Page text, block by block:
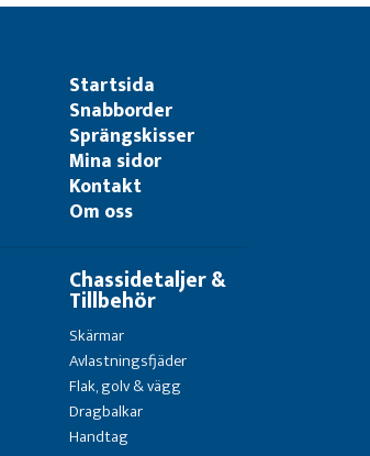
Startsida
Snabborder
Sprängskisser
Mina sidor
Kontakt
Om oss
Chassidetaljer &
Tillbehör
Skärmar
Avlastningsfjäder
Flak, golv & vägg
Dragbalkar
Handtag